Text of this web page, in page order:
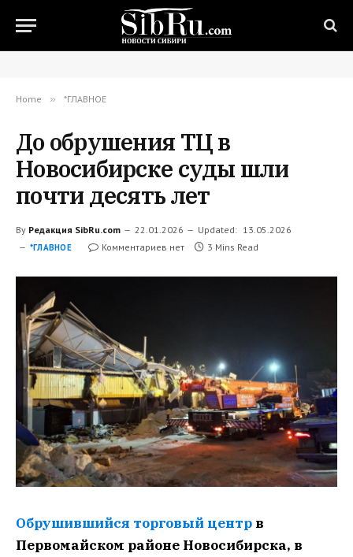
Home » *ГЛАВНОЕ
До обрушения ТЦ в
Новосибирске суды шли
почти десять лет
By Редакция SibRu.com 22.01.2026 Updated: 13.05.2026
*ГЛАВНОЕ Комментариев нет 3 Mins Read
Обрушившийся торговый центр в
Первомайском районе Новосибирска, в